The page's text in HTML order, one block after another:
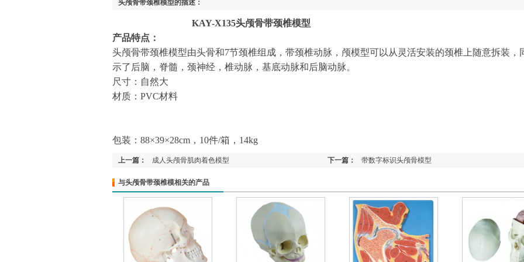
头颅骨带颈椎模型的描述：
KAY-X135头颅骨带颈椎模型
产品特点：
头颅骨带颈椎模型由头骨和7节颈椎组成，带颈椎动脉，颅模型可以从灵活安装的颈椎上随意拆装，
示了后脑，脊髓，颈神经，椎动脉，基底动脉和后脑动脉。
尺寸：自然大
材质：PVC材料
包装：88×39×28cm，10件/箱，14kg
上一篇： 成人头颅骨肌肉着色模型 下一篇： 带数字标识头颅骨模型
与头颅骨带颈椎模相关的产品